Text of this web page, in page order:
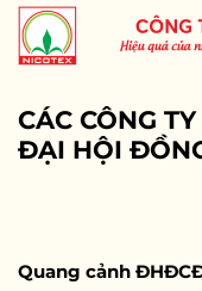
Skip
content
CÁC CÔNG
ĐẠI HỘI
Quang cảnh